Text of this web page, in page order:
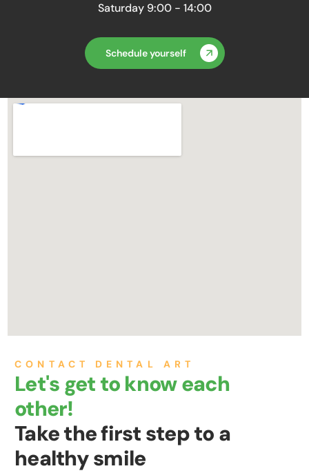
Saturday 9:00 - 14:00
Schedule yourself
CONTACT DENTAL ART
Let's get to know each
other!
Take the first step to a
healthy smile